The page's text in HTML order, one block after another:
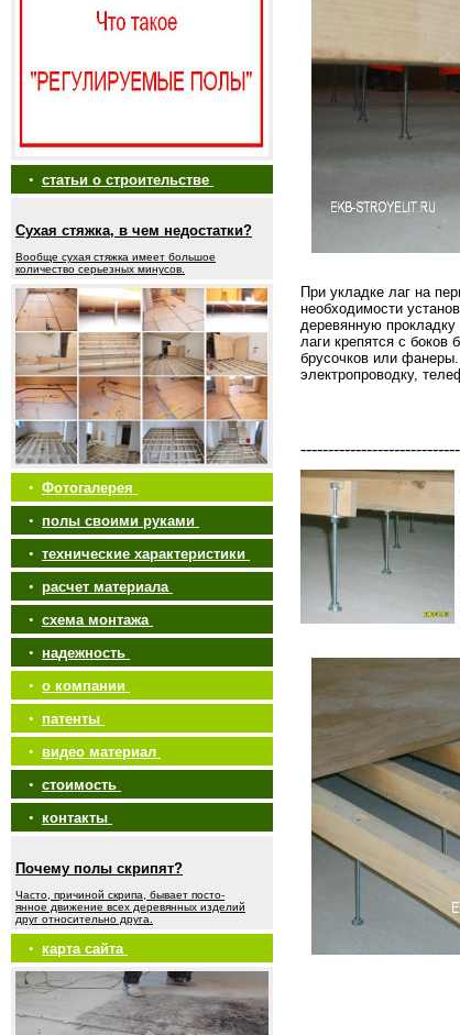
• статьи о строительстве
Сухая стяжка, в чем недостатки?
Вообще сухая стяжка имеет большое
количество серьезных минусов.
• Фотогалерея
• полы своими руками
• технические характеристики
• расчет материала
• схема монтажа
• надежность
• о компании
• патенты
• видео материал
• стоимость
• контакты
Почему полы скрипят?
Часто, причиной скрипа, бывает посто-
янное движение всех деревянных изделий
друг относительно друга.
• карта сайта
При укладке лаг на
необходимости
деревянную
лаги крепятся с боков
брусочков или
электропроводку,